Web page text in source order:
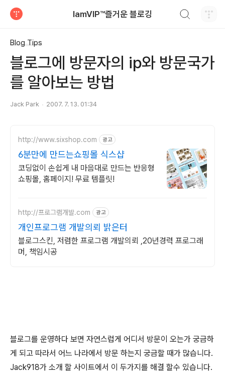
IamVIP™즐거운 블로깅
Blog Tips
블로그에 방문자의 ip와 방문국가
를 알아보는 방법
Jack Park 2007. 7. 13. 01:34
http://www.sixshop.com 광고
6분만에 만드는쇼핑몰 식스샵
코딩없이 손쉽게 내 마음대로 만드는 반응형
쇼핑몰, 홈페이지! 무료 템플릿!
http://프로그램개발.com 광고
개인프로그램 개발의뢰 밝은터
블로그스킨, 저렴한 프로그램 개발의뢰 ,20년경력 프로그래
머, 책임시공
블로그를 운영하다 보면 자연스럽게 어디서 방문이 오는가 궁금하
게 되고 따라서 어느 나라에서 방문 하는지 궁금할 때가 많습니다.
Jack918가 소개 할 사이트에서 이 두가지를 해결 할수 있습니다.